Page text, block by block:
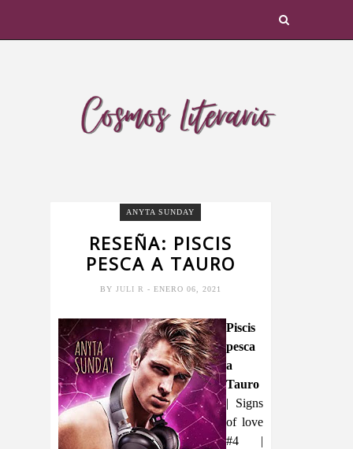
ANYTA SUNDAY
RESEÑA: PISCIS
PESCA A TAURO
BY JULI R - ENERO 06, 2021
Piscis
pesca
a
Tauro
| Signs
of love
#4 |